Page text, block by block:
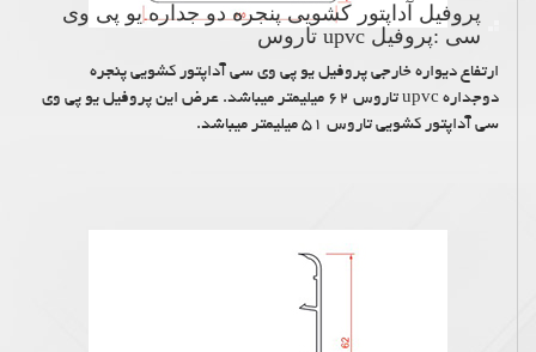
پروفیل آداپتور کشویی پنجره دو جداره یو پی وی
سی :پروفیل upvc تاروس
ارتفاع دیواره خارجی پروفیل یو پی وی سی آداپتور کشویی پنجره
دوجداره upvc تاروس ۶۲ میلیمتر میباشد. عرض این پروفیل یو پی وی
سی آداپتور کشویی تاروس ۵۱ میلیمتر میباشد.